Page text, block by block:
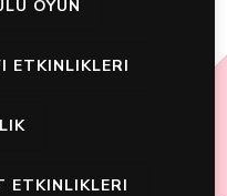
OYUN
ETKINLIKLERI
ETKINLIKLERI